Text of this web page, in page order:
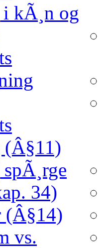
kÃ¸n og
(Â§11)
34)
(Â§14)
vs.